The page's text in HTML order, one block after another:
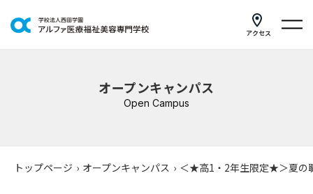
アクセス
イベントスケジュールオープンキャンパス
Open Campus
トップページ › オープンキャンパス › ＜★高1・2年生限定★＞夏の